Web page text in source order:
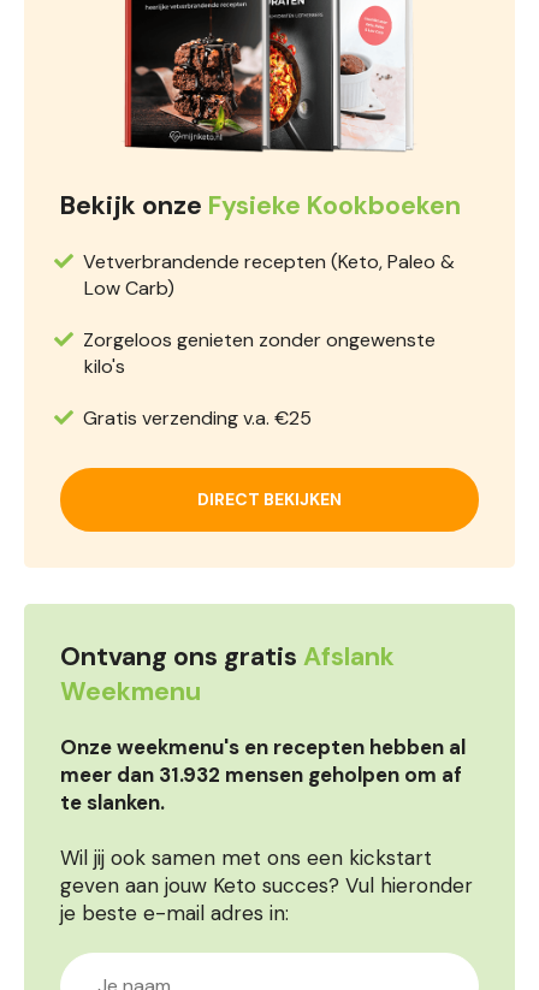
Bekijk onze Fysieke Kookboeken
Vetverbrandende recepten (Keto, Paleo &
Low Carb)
Zorgeloos genieten zonder ongewenste
kilo's
Gratis verzending v.a. €25
DIRECT BEKIJKEN
Ontvang ons gratis Afslank
Weekmenu
Onze weekmenu's en recepten hebben al
meer dan 31.932 mensen geholpen om af
te slanken.
Wil jij ook samen met ons een kickstart
geven aan jouw Keto succes? Vul hieronder
je beste e-mail adres in: